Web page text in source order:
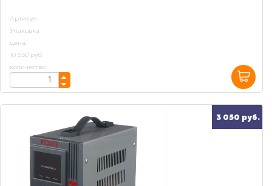
Артикул
Упаковка
цена:
10 550 руб.
количество:
3 050 руб.